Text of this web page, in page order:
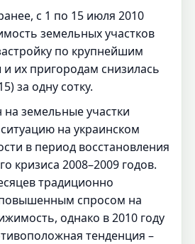
с 1 по 15 июля 2010
земельных участков
по крупнейшим
их пригородам снизилась
за одну сотку.
земельные участки
на украинском
в период восстановления
кризиса 2008–2009 годов.
традиционно
повышенным спросом на
однако в 2010 году
тенденция –